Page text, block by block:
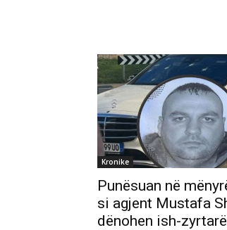
Kronike
Punësuan në
si agjent Mustafa
dënohen ish-